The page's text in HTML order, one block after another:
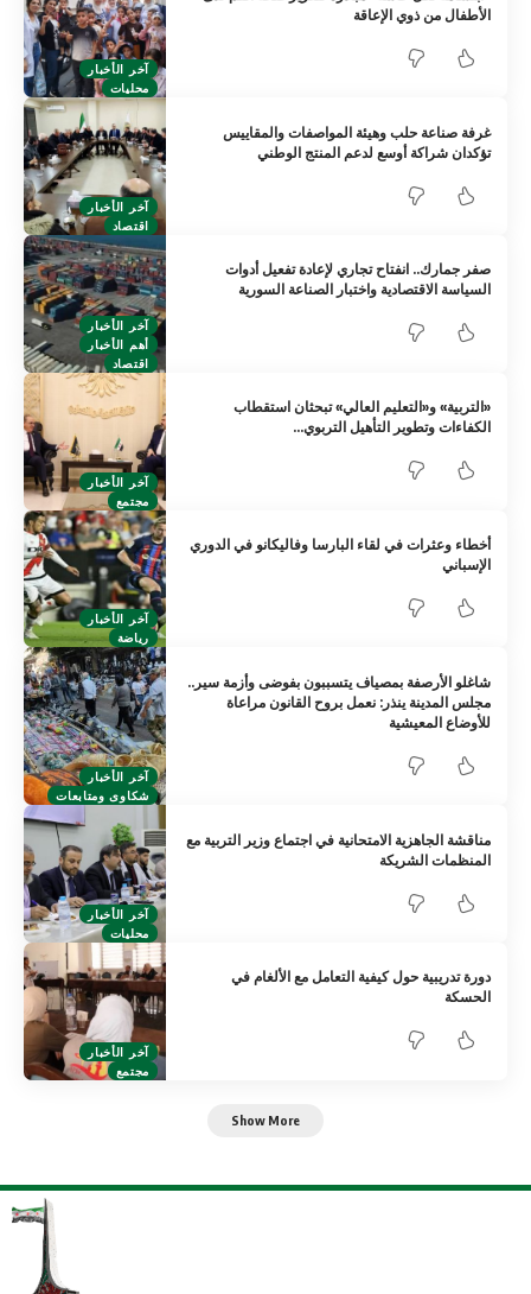
آخر الأخبار
محليات
الأطفال من ذوي الإعاقة
آخر الأخبار
اقتصاد
غرفة صناعة حلب وهيئة المواصفات والمقاييس
تؤكدان شراكة أوسع لدعم المنتج الوطني
آخر الأخبار
أهم الأخبار
اقتصاد
صفر جمارك.. انفتاح تجاري لإعادة تفعيل أدوات
السياسة الاقتصادية واختبار الصناعة السورية
آخر الأخبار
مجتمع
«التربية» و«التعليم العالي» تبحثان استقطاب
الكفاءات وتطوير التأهيل التربوي…
آخر الأخبار
رياضة
أخطاء وعثرات في لقاء البارسا وفاليكانو في الدوري
الإسباني
آخر الأخبار
شكاوى ومتابعات
شاغلو الأرصفة بمصياف يتسببون بفوضى وأزمة سير..
مجلس المدينة ينذر: نعمل بروح القانون مراعاة
للأوضاع المعيشية
آخر الأخبار
محليات
مناقشة الجاهزية الامتحانية في اجتماع وزير التربية مع
المنظمات الشريكة
آخر الأخبار
مجتمع
دورة تدريبية حول كيفية التعامل مع الألغام في
الحسكة
Show More